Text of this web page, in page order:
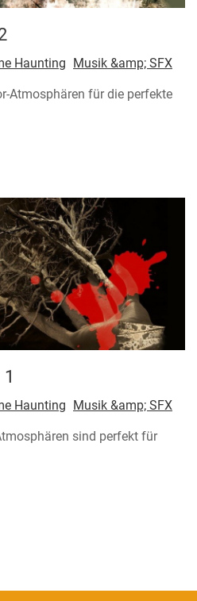
Haunting Musik &amp; SFX
Atmosphären für die perfekte
Haunting Musik &amp; SFX
sind perfekt für